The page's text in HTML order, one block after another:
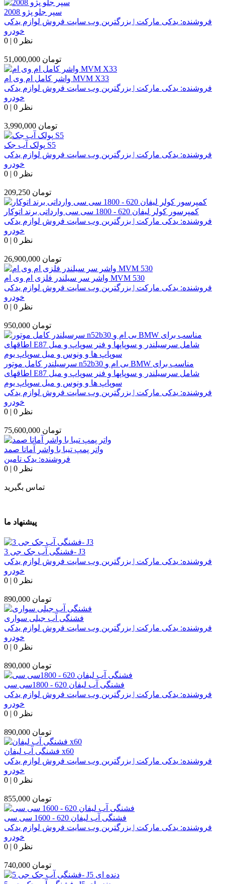
سپر جلو پژو 2008
فروشنده: یدکی مارکت | بزرگترین وب سایت فروش لوازم یدکی
خودرو
0 | 0 نظر
51,000,000 تومان
واشر کامل ام وی ام MVM X33
فروشنده: یدکی مارکت | بزرگترین وب سایت فروش لوازم یدکی
خودرو
0 | 0 نظر
3,990,000 تومان
پولک آب جک S5
فروشنده: یدکی مارکت | بزرگترین وب سایت فروش لوازم یدکی
خودرو
0 | 0 نظر
209,250 تومان
کمپرسور کولر لیفان 620 - 1800 سی سی وارداتی برند اتوکار
فروشنده: یدکی مارکت | بزرگترین وب سایت فروش لوازم یدکی
خودرو
0 | 0 نظر
26,900,000 تومان
واشر سر سیلندر فلزی ام وی ام MVM 530
فروشنده: یدکی مارکت | بزرگترین وب سایت فروش لوازم یدکی
خودرو
0 | 0 نظر
950,000 تومان
سرسیلندر کامل موتور n52b30 بی ام و BMW مناسب برای
اطاقهای E87 شامل سرسیلندر و سوپاپها و فنر سوپاپ و میل
سوپاپ ها و ونوس و میل سوپاپ یوم
فروشنده: یدکی مارکت | بزرگترین وب سایت فروش لوازم یدکی
خودرو
0 | 0 نظر
75,600,000 تومان
واتر پمپ تیبا با واشر آماتا صمد
فروشنده: یدک تامین
0 | 0 نظر
تماس بگیرید
پیشنهاد ما
فشنگی آب جک جی 3- J3
فروشنده: یدکی مارکت | بزرگترین وب سایت فروش لوازم یدکی
خودرو
0 | 0 نظر
890,000 تومان
فشنگی آب جیلی سواری
فروشنده: یدکی مارکت | بزرگترین وب سایت فروش لوازم یدکی
خودرو
0 | 0 نظر
890,000 تومان
فشنگی آب لیفان 620 - 1800سی سی
فروشنده: یدکی مارکت | بزرگترین وب سایت فروش لوازم یدکی
خودرو
0 | 0 نظر
890,000 تومان
فشنگی آب لیفان x60
فروشنده: یدکی مارکت | بزرگترین وب سایت فروش لوازم یدکی
خودرو
0 | 0 نظر
855,000 تومان
فشنگی آب لیفان 620 - 1600 سی سی
فروشنده: یدکی مارکت | بزرگترین وب سایت فروش لوازم یدکی
خودرو
0 | 0 نظر
740,000 تومان